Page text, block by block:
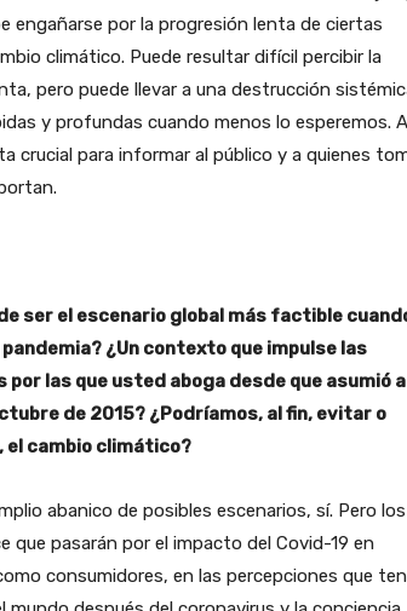
engañarse por la progresión lenta de ciertas
climático. Puede resultar difícil percibir la
pero puede llevar a una destrucción
y profundas cuando menos lo esperemos.
crucial para informar al público y a quienes
ser el escenario global más factible
¿Un contexto que impulse las
las que usted aboga desde que asumió
de 2015? ¿Podríamos, al fin, evitar o
el cambio climático?
abanico de posibles escenarios, sí. Pero los
que pasarán por el impacto del Covid-19 en
consumidores, en las percepciones que